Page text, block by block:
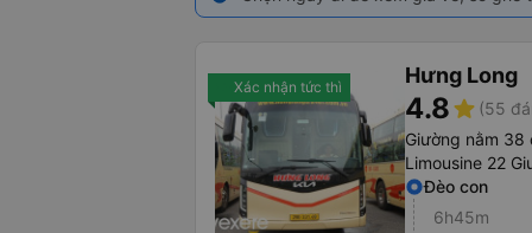
Xác nhận tức thì Hưng Long
4.8star (55
Giường nằm 38
Limousine 22
Đèo con
6h45m